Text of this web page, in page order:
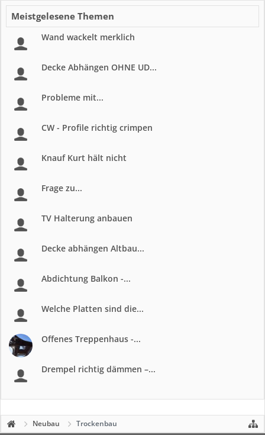
Meistgelesene Themen
Wand wackelt merklich
Decke Abhängen OHNE UD...
Probleme mit...
CW - Profile richtig crimpen
Knauf Kurt hält nicht
Frage zu...
TV Halterung anbauen
Decke abhängen Altbau...
Abdichtung Balkon -...
Welche Platten sind die...
Offenes Treppenhaus -...
Drempel richtig dämmen –...
Neubau Trockenbau